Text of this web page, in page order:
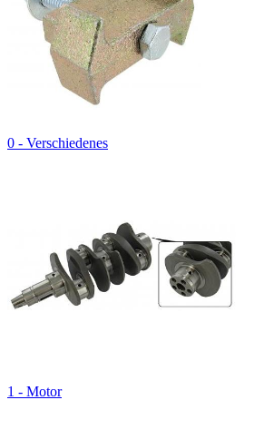
0 - Verschiedenes
1 - Motor